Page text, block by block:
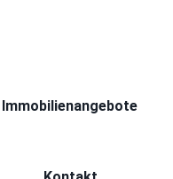
Immobilienangebote